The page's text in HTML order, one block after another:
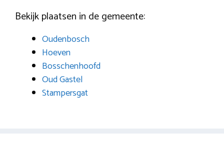
Bekijk plaatsen in de gemeente:
Oudenbosch
Hoeven
Bosschenhoofd
Oud Gastel
Stampersgat